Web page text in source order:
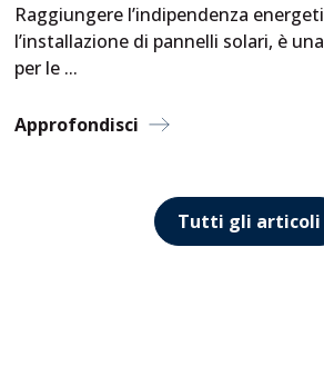
Raggiungere l’indipendenza
l’installazione di pannelli solari, è
per le ...
Approfondisci
Tutti gli articoli